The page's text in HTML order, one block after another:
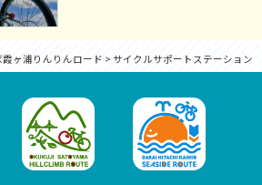
霞ヶ浦りんりんロード > サイクルサポートステーション